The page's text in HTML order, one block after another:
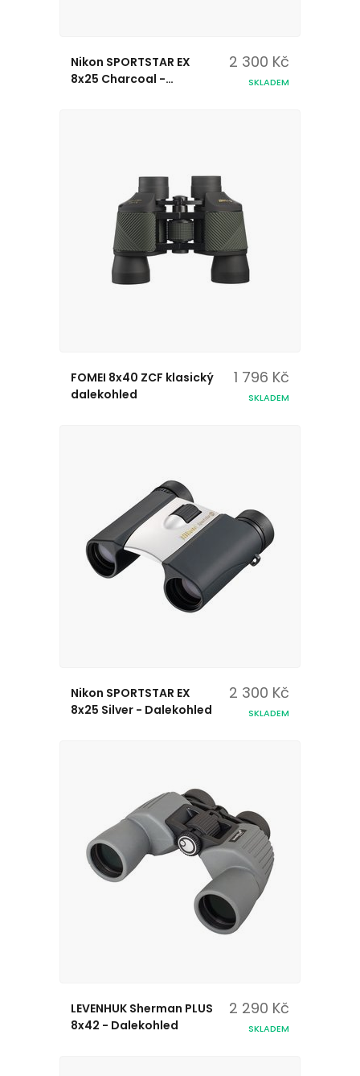
Nikon SPORTSTAR EX
8x25 Charcoal -
2 300 Kč
SKLADEM
FOMEI 8x40 ZCF klasický
dalekohled
1 796 Kč
SKLADEM
Nikon SPORTSTAR EX
8x25 Silver - Dalekohled
2 300 Kč
SKLADEM
LEVENHUK Sherman PLUS
8x42 - Dalekohled
2 290 Kč
SKLADEM